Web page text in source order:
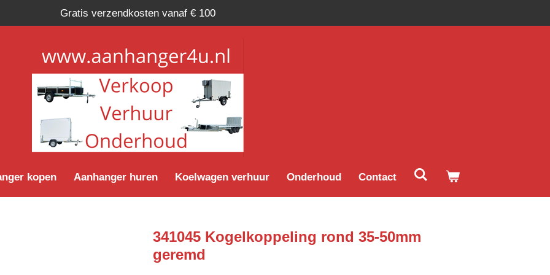
Gratis verzendkosten vanaf € 100
kopen Aanhanger huren Koelwagen verhuur Onderhoud Contact
341045 Kogelkoppeling rond 35-50mm
geremd